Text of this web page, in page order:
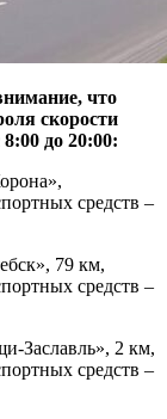
что
скорости
до 20:00:
средств –
79 км,
средств –
Заславль», 2 км,
средств –